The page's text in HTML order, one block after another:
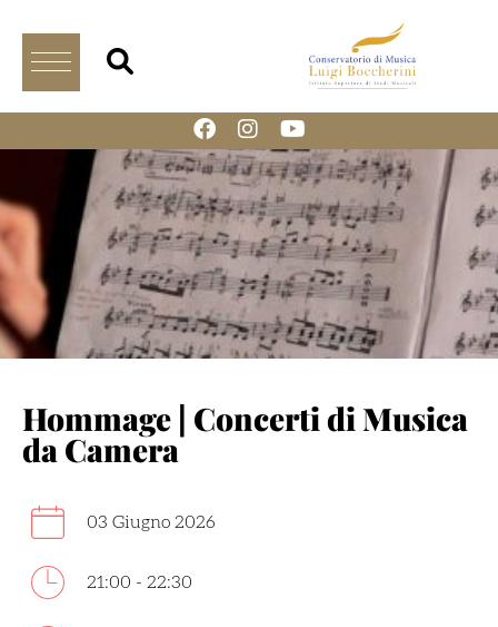
Hommage | Concerti di Musica
da Camera
03 Giugno 2026
21:00 - 22:30